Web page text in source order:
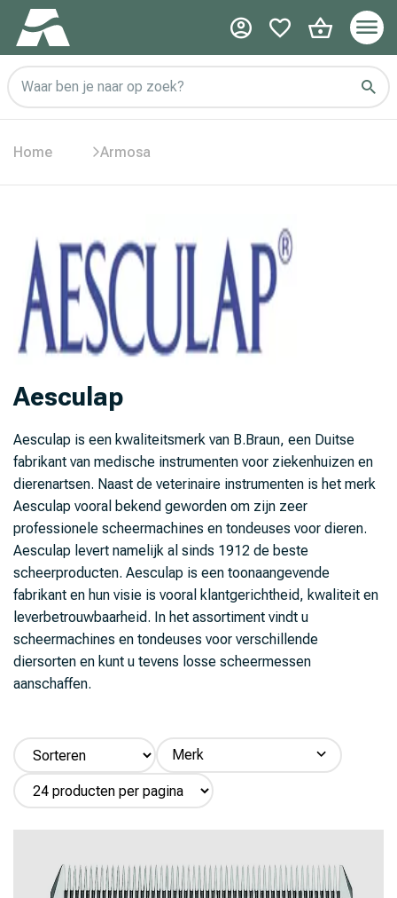
Waar ben je naar op zoek?
Home Armosa
Aesculap
Aesculap is een kwaliteitsmerk van B.Braun, een Duitse
fabrikant van medische instrumenten voor ziekenhuizen en
dierenartsen. Naast de veterinaire instrumenten is het merk
Aesculap vooral bekend geworden om zijn zeer
professionele scheermachines en tondeuses voor dieren.
Aesculap levert namelijk al sinds 1912 de beste
scheerproducten. Aesculap is een toonaangevende
fabrikant en hun visie is vooral klantgerichtheid, kwaliteit en
leverbetrouwbaarheid. In het assortiment vindt u
scheermachines en tondeuses voor verschillende
diersorten en kunt u tevens losse scheermessen
aanschaffen.
Merk
Aesculap (7)
Aeroxon (14)
Agrivet (132)